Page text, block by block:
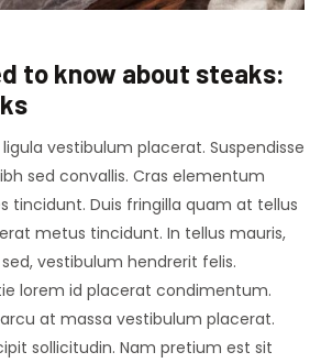
to know about steaks:
vestibulum placerat. Suspendisse
sed convallis. Cras elementum
tincidunt. Duis fringilla quam at tellus
metus tincidunt. In tellus mauris,
vestibulum hendrerit felis.
lorem id placerat condimentum.
at massa vestibulum placerat.
sollicitudin. Nam pretium est sit